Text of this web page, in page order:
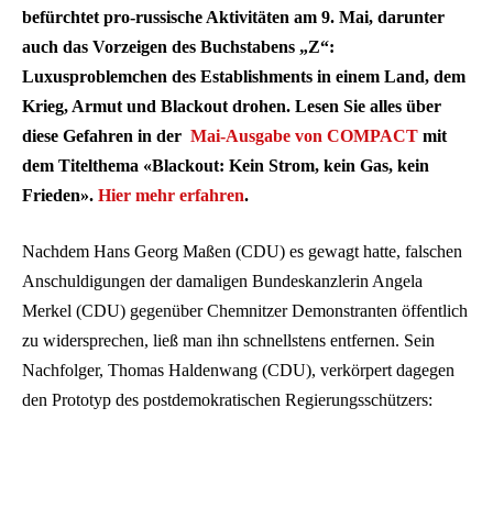
befürchtet pro-russische Aktivitäten am 9. Mai, darunter
auch das Vorzeigen des Buchstabens „Z“:
Luxusproblemchen des Establishments in einem Land, dem
Krieg, Armut und Blackout drohen. Lesen Sie alles über
diese Gefahren in der Mai-Ausgabe von COMPACT mit
dem Titelthema «Blackout: Kein Strom, kein Gas, kein
Frieden». Hier mehr erfahren.
Nachdem Hans Georg Maßen (CDU) es gewagt hatte, falschen
Anschuldigungen der damaligen Bundeskanzlerin Angela
Merkel (CDU) gegenüber Chemnitzer Demonstranten öffentlich
zu widersprechen, ließ man ihn schnellstens entfernen. Sein
Nachfolger, Thomas Haldenwang (CDU), verkörpert dagegen
den Prototyp des postdemokratischen Regierungsschützers: